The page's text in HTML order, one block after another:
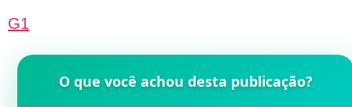
G1
O que você achou desta publicação?